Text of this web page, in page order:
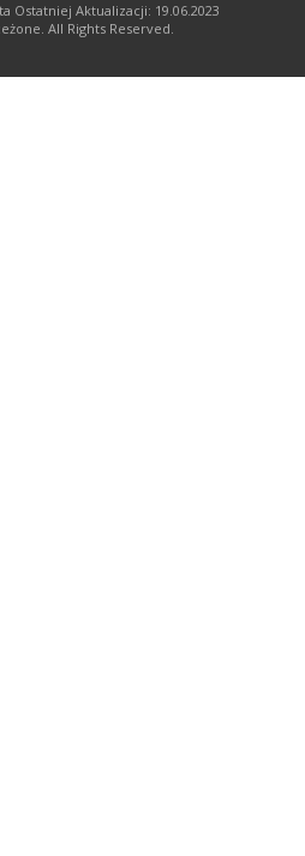
Ostatniej Aktualizacji: 19.06.2023
All Rights Reserved.